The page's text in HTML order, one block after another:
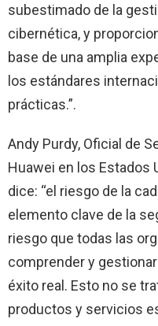
subestimado de la
cibernética, y
base de una amplia
los estándares
prácticas.”.
Andy Purdy, Oficial de
Huawei en los Estados
dice: “el riesgo de la
elemento clave de la
riesgo que todas las
comprender y
éxito real. Esto no se
productos y servicios